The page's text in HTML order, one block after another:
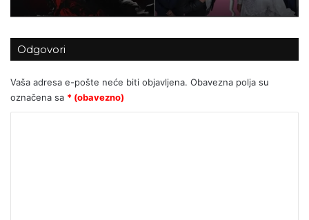
Za Sedlarov ‘Vukovar’ nula, a ‘Svadbi’
stotine tisuća eura?
sjajan projekt za djecu
Odgovori
Vaša adresa e-pošte neće biti objavljena. Obavezna polja su
označena sa * (obavezno)